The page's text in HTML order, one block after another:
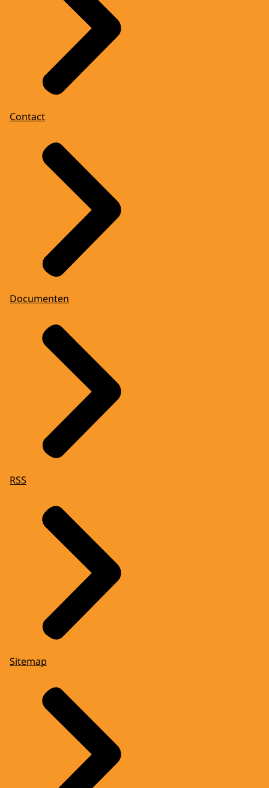
Contact
Documenten
RSS
Sitemap